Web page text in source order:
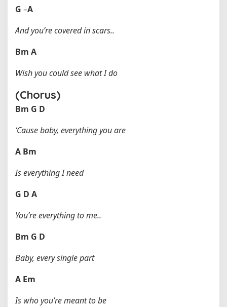
G –A
And you’re covered in scars..
Bm A
Wish you could see what I do
(Chorus)
Bm G D
‘Cause baby, everything you are
A Bm
Is everything I need
G D A
You’re everything to me..
Bm G D
Baby, every single part
A Em
Is who you’re meant to be